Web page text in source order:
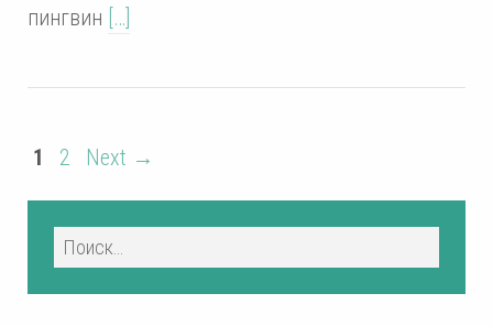
пингвин […]
1 2 Next →